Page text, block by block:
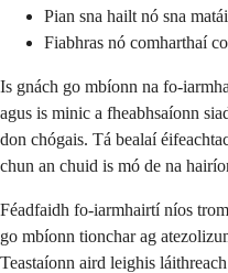
Pian sna hailt nó sna
Fiabhras nó comharthaí
Is gnách go mbíonn na fo-
agus is minic a fheabhsaíonn
don chógais. Tá bealaí
chun an chuid is mó de na
Féadfaidh fo-iarmhairtí níos
go mbíonn tionchar ag
Teastaíonn aird leighis